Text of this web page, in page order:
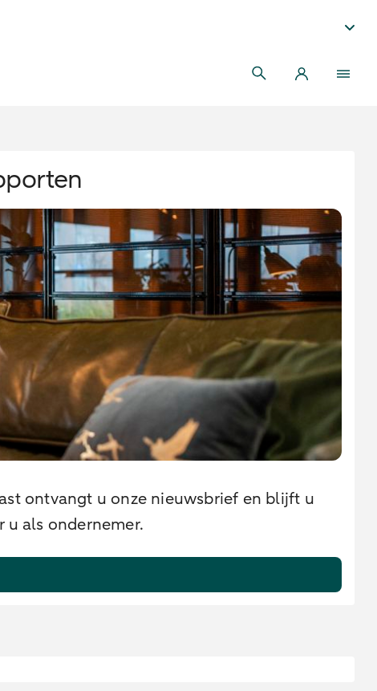
ontvangt u onze nieuwsbrief en blijft u
als ondernemer.